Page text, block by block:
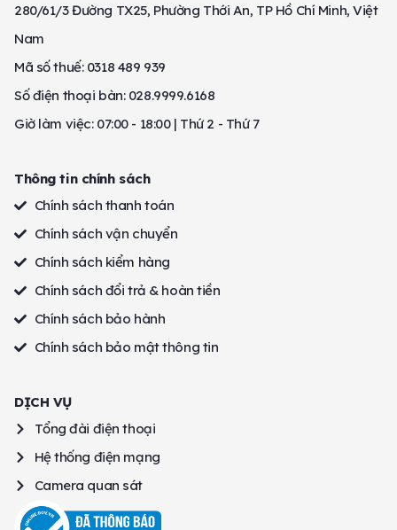
280/61/3 Đường TX25, Phường Thới An, TP Hồ Chí Minh, Việt
Nam
Mã số thuế: 0318 489 939
Số điện thoại bàn: 028.9999.6168
Giờ làm việc: 07:00 - 18:00 | Thứ 2 - Thứ 7
Thông tin chính sách
Chính sách thanh toán
Chính sách vận chuyển
Chính sách kiểm hàng
Chính sách đổi trả & hoàn tiền
Chính sách bảo hành
Chính sách bảo mật thông tin
DỊCH VỤ
Tổng đài điện thoại
Hệ thống điện mạng
Camera quan sát